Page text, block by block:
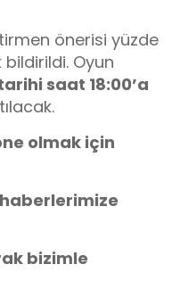
önerisi yüzde
Oyun
saat 18:00’a
olmak için
bizimle